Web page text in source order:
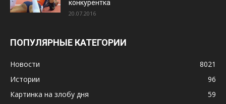
конкурентка
20.07.2016
ПОПУЛЯРНЫЕ КАТЕГОРИИ
Новости
8021
Истории
96
Картинка на злобу дня
59